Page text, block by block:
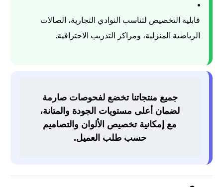
قابلية التخصيص لتناسب النوادي التجارية، الصالات
الرياضية المنزلية، ومراكز التدريب الاحترافية.
جميع منتجاتنا تخضع لفحوصات صارمة
لضمان أعلى مستويات الجودة والمتانة،
مع إمكانية تخصيص الألوان والتصاميم
حسب طلب العميل.